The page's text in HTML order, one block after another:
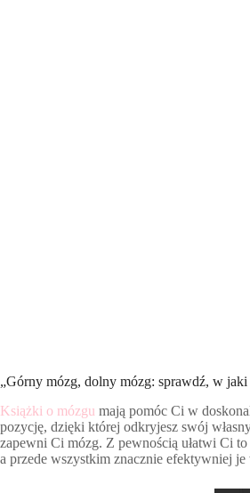
„Górny mózg, dolny mózg: sprawdź, w
Książki o mózgu mają pomóc Ci w
pozycję, dzięki której odkryjesz swój
zapewni Ci mózg. Z pewnością ułatwi Ci
a przede wszystkim znacznie efektywniej je